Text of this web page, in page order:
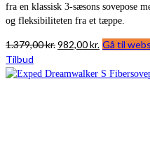
fra en klassisk 3-sæsons sovepose
og fleksibiliteten fra et tæppe.
1.379,00kr.Den
pris
982,00kr. Den
pris
Gå til
Tilbud